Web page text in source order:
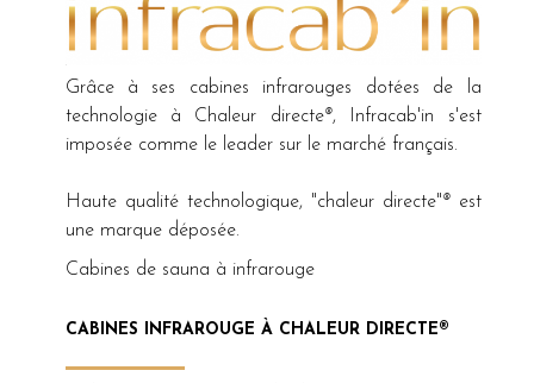
Grâce à ses cabines infrarouges dotées de la
technologie à Chaleur directe®, Infracab'in s'est
imposée comme le leader sur le marché français.
Haute qualité technologique, "chaleur directe"®est
une marque déposée.
Cabines de sauna à infrarouge
CABINES INFRAROUGE À CHALEUR DIRECTE®